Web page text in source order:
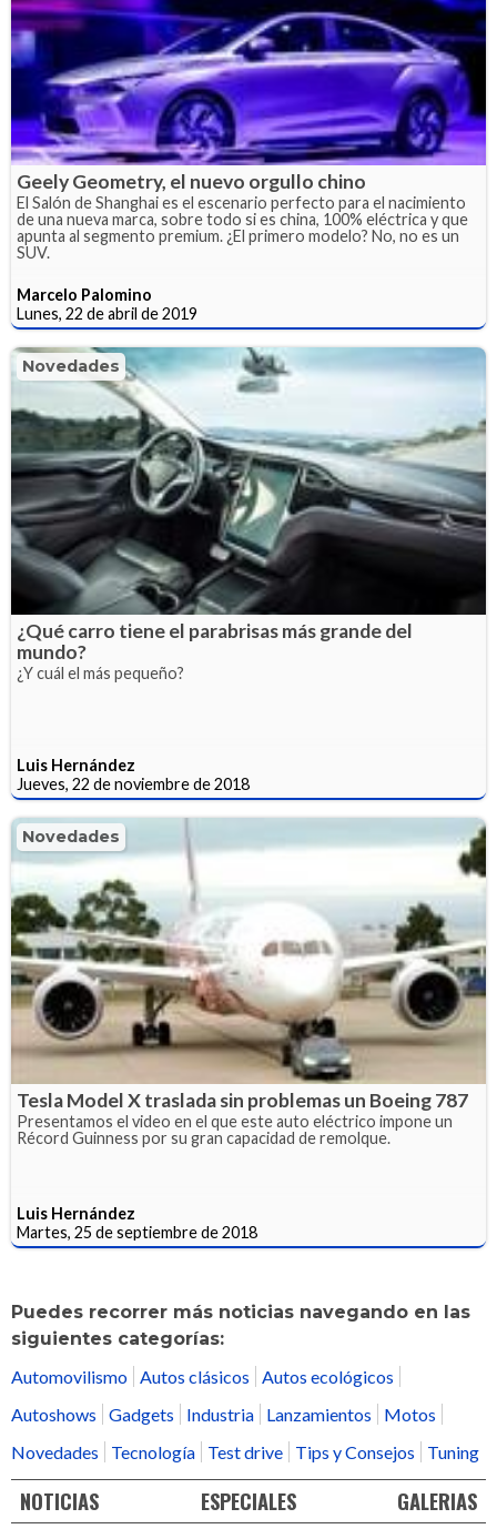
Geely Geometry, el nuevo orgullo chino
El Salón de Shanghai es el escenario perfecto para el nacimiento
de una nueva marca, sobre todo si es china, 100% eléctrica y que
apunta al segmento premium. ¿El primero modelo? No, no es un
SUV.
Marcelo Palomino
Lunes, 22 de abril de 2019
Novedades
¿Qué carro tiene el parabrisas más grande del
mundo?
¿Y cuál el más pequeño?
Luis Hernández
Jueves, 22 de noviembre de 2018
Novedades
Tesla Model X traslada sin problemas un Boeing 787
Presentamos el video en el que este auto eléctrico impone un
Récord Guinness por su gran capacidad de remolque.
Luis Hernández
Martes, 25 de septiembre de 2018
Puedes recorrer más noticias navegando en las
siguientes categorías:
Automovilismo
Autos clásicos
Autos ecológicos
Autoshows
Gadgets Industria Lanzamientos
Motos
Novedades
Tecnología Test drive Tips y Consejos Tuning
NOTICIAS ESPECIALES GALERIAS